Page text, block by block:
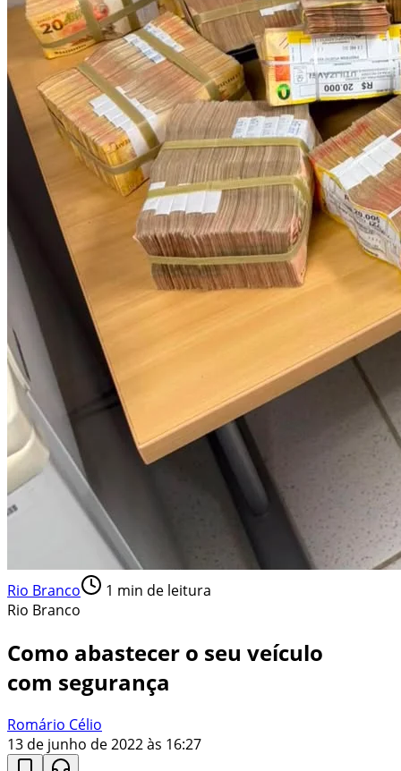
Rio Branco 1 min de leitura
Rio Branco
Como abastecer o seu veículo
com segurança
Romário Célio
13 de junho de 2022 às 16:27